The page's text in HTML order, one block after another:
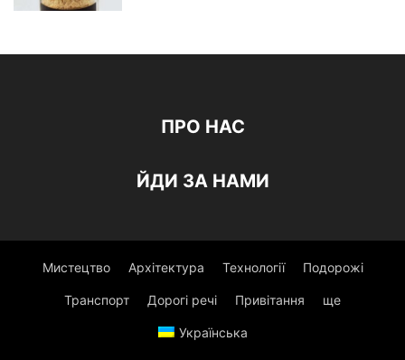
ПРО НАС
ЙДИ ЗА НАМИ
Мистецтво Архітектура Технології Подорожі
Транспорт Дорогі речі Привітання ще
Українська